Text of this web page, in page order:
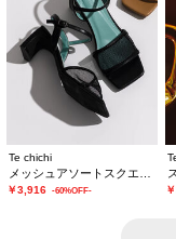
Te chichi
￥3,916 -60%OFF-